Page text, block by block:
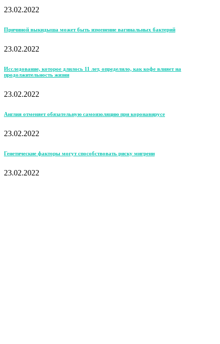
23.02.2022
Причиной выкидыша может быть изменение вагинальных бактерий
23.02.2022
Исследование, которое длилось 11 лет, определило, как кофе влияет на
продолжительность жизни
23.02.2022
Англия отменяет обязательную самоизоляцию при коронавирусе
23.02.2022
Генетические факторы могут способствовать риску мигрени
23.02.2022